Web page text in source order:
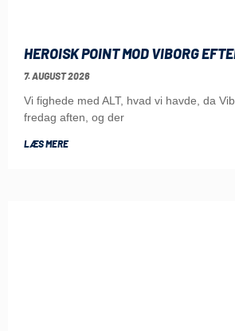
HEROISK POINT MOD VIBORG
7. AUGUST 2026
Vi fighede med ALT, hvad vi havde, da
fredag aften, og der
LÆS MERE